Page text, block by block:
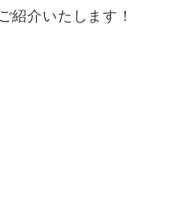
紹介いたします！